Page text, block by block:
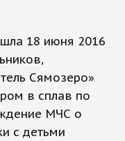
18 июня 2016
Сямозеро»
в сплав по
МЧС о
с детьми